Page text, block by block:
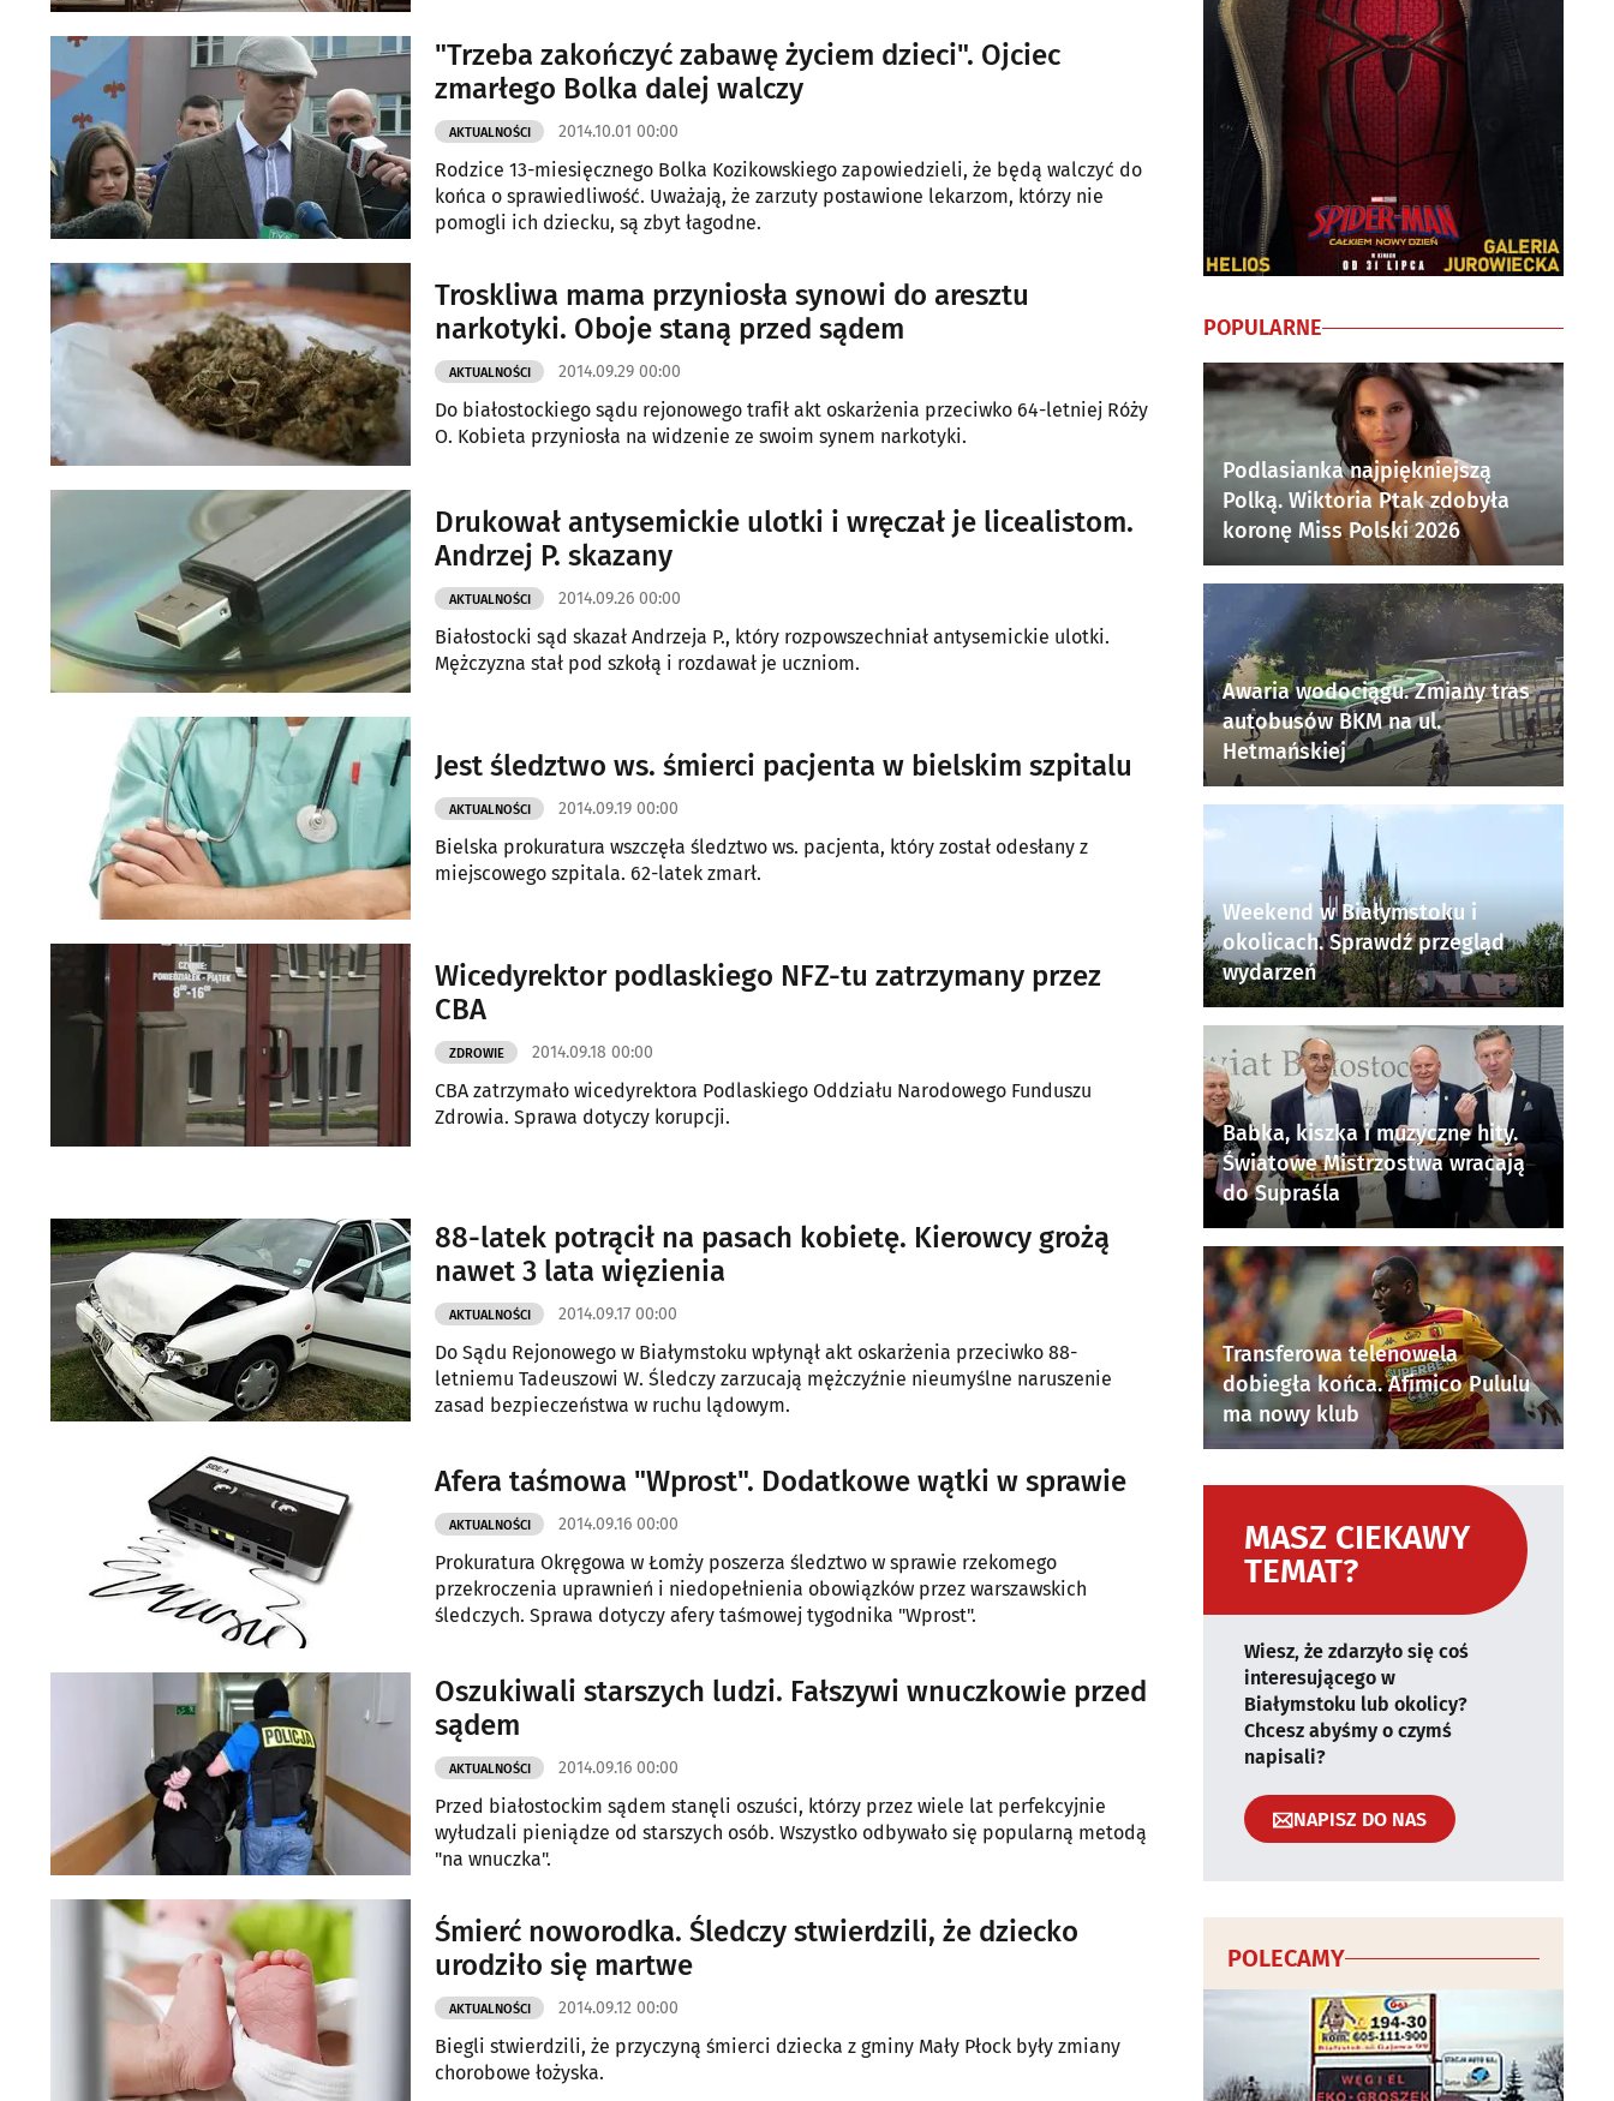
"Trzeba zakończyć zabawę życiem dzieci". Ojciec
zmarłego Bolka dalej walczy
AKTUALNOŚCI 2014.10.01 00:00
Rodzice 13-miesięcznego Bolka Kozikowskiego zapowiedzieli, że będą walczyć do
końca o sprawiedliwość. Uważają, że zarzuty postawione lekarzom, którzy nie
pomogli ich dziecku, są zbyt łagodne.
Troskliwa mama przyniosła synowi do aresztu
narkotyki. Oboje staną przed sądem
AKTUALNOŚCI 2014.09.29 00:00
Do białostockiego sądu rejonowego trafił akt oskarżenia przeciwko 64-letniej Róży
O. Kobieta przyniosła na widzenie ze swoim synem narkotyki.
Drukował antysemickie ulotki i wręczał je licealistom.
Andrzej P. skazany
AKTUALNOŚCI 2014.09.26 00:00
Białostocki sąd skazał Andrzeja P., który rozpowszechniał antysemickie ulotki.
Mężczyzna stał pod szkołą i rozdawał je uczniom.
Jest śledztwo ws. śmierci pacjenta w bielskim szpitalu
AKTUALNOŚCI 2014.09.19 00:00
Bielska prokuratura wszczęła śledztwo ws. pacjenta, który został odesłany z
miejscowego szpitala. 62-latek zmarł.
Wicedyrektor podlaskiego NFZ-tu zatrzymany przez
CBA
ZDROWIE 2014.09.18 00:00
CBA zatrzymało wicedyrektora Podlaskiego Oddziału Narodowego Funduszu
Zdrowia. Sprawa dotyczy korupcji.
88-latek potrącił na pasach kobietę. Kierowcy grożą
nawet 3 lata więzienia
AKTUALNOŚCI 2014.09.17 00:00
Do Sądu Rejonowego w Białymstoku wpłynął akt oskarżenia przeciwko 88-
letniemu Tadeuszowi W. Śledczy zarzucają mężczyźnie nieumyślne naruszenie
zasad bezpieczeństwa w ruchu lądowym.
Afera taśmowa "Wprost". Dodatkowe wątki w sprawie
AKTUALNOŚCI 2014.09.16 00:00
Prokuratura Okręgowa w Łomży poszerza śledztwo w sprawie rzekomego
przekroczenia uprawnień i niedopełnienia obowiązków przez warszawskich
śledczych. Sprawa dotyczy afery taśmowej tygodnika "Wprost".
Oszukiwali starszych ludzi. Fałszywi wnuczkowie przed
sądem
AKTUALNOŚCI 2014.09.16 00:00
Przed białostockim sądem stanęli oszuści, którzy przez wiele lat perfekcyjnie
wyłudzali pieniądze od starszych osób. Wszystko odbywało się popularną metodą
"na wnuczka".
Śmierć noworodka. Śledczy stwierdzili, że dziecko
urodziło się martwe
AKTUALNOŚCI 2014.09.12 00:00
Biegli stwierdzili, że przyczyną śmierci dziecka z gminy Mały Płock były zmiany
chorobowe łożyska.
POPULARNE
Podlasianka najpiękniejszą
Polką. Wiktoria Ptak zdobyła
koronę Miss Polski 2026
Awaria wodociągu. Zmiany tras
autobusów BKM na ul.
Hetmańskiej
Weekend w Białymstoku i
okolicach. Sprawdź przegląd
wydarzeń
Babka, kiszka i muzyczne hity.
Światowe Mistrzostwa wracają
do Supraśla
Transferowa telenowela
dobiegła końca. Afimico Pululu
ma nowy klub
MASZ CIEKAWY
TEMAT?
Wiesz, że zdarzyło się coś
interesującego w
Białymstoku lub okolicy?
Chcesz abyśmy o czymś
napisali?
NAPISZ DO NAS
POLECAMY